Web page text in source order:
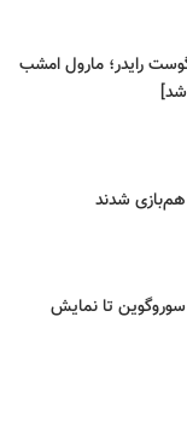
رایدر؛ مارول امشب
هم‌بازی شدند
تا نمایش